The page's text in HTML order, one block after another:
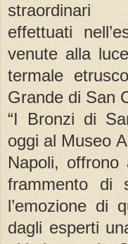
effettuati
venute alla
termale
Grande di San
“I Bronzi di
oggi al Museo
Napoli,
frammento di
l’emozione di
dagli esperti